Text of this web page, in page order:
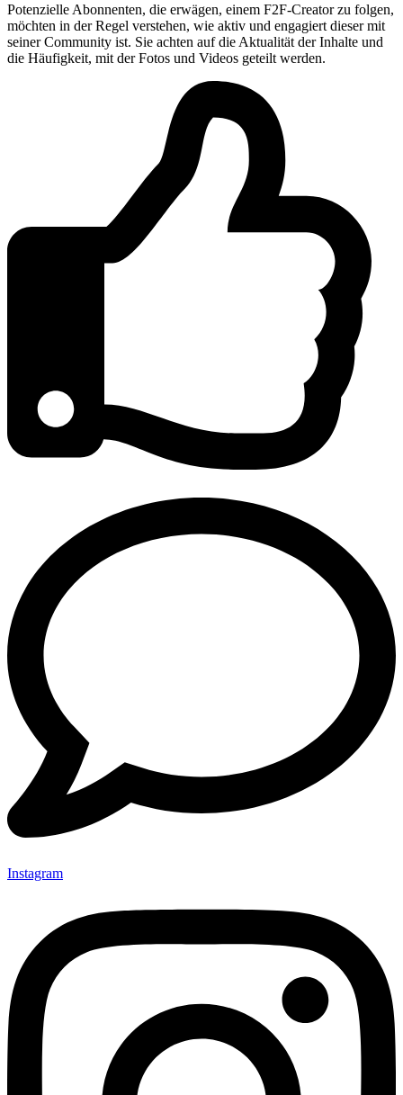
Potenzielle Abonnenten, die erwägen, einem F2F-Creator zu folgen,
möchten in der Regel verstehen, wie aktiv und engagiert dieser mit
seiner Community ist. Sie achten auf die Aktualität der Inhalte und
die Häufigkeit, mit der Fotos und Videos geteilt werden.
Instagram